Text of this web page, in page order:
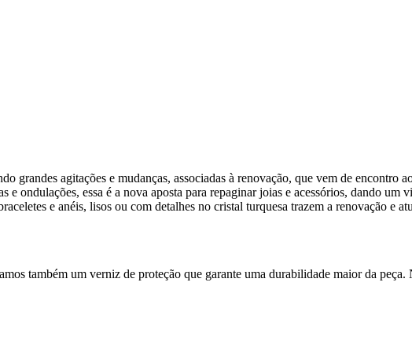
agitações e mudanças, associadas à renovação, que vem de encontro
ondulações, essa é a nova aposta para repaginar joias e acessórios, dando um
e anéis, lisos ou com detalhes no cristal turquesa trazem a renovação e
também um verniz de proteção que garante uma durabilidade maior da peça.